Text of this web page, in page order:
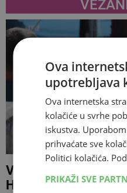
Vremenska
Hercegovinu -
Ova
upotrebljava
Ova internetska
kolačiće u svrhe
iskustva.
prihvaćate sve
Politici kolačića.
PRIKAŽI SVE